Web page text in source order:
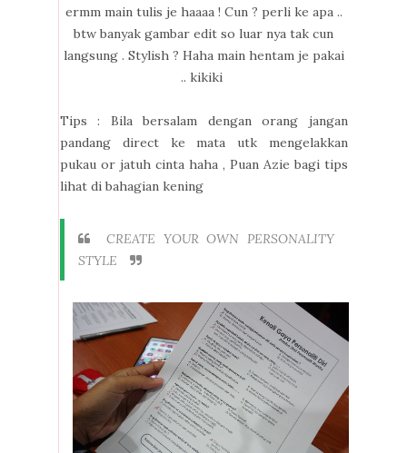
ermm main tulis je haaaa ! Cun ? perli ke apa ..
btw banyak gambar edit so luar nya tak cun
langsung . Stylish ? Haha main hentam je pakai
.. kikiki
Tips : Bila bersalam dengan orang jangan
pandang direct ke mata utk mengelakkan
pukau or jatuh cinta haha , Puan Azie bagi tips
lihat di bahagian kening
CREATE YOUR OWN PERSONALITY
STYLE